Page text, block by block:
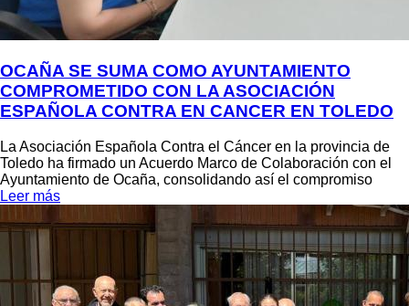
OCAÑA SE SUMA COMO AYUNTAMIENTO
COMPROMETIDO CON LA ASOCIACIÓN
ESPAÑOLA CONTRA EN CANCER EN TOLEDO
La Asociación Española Contra el Cáncer en la provincia de
Toledo ha firmado un Acuerdo Marco de Colaboración con el
Ayuntamiento de Ocaña, consolidando así el compromiso
Leer más